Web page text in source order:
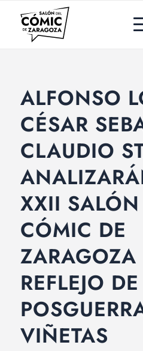
ALFONSO
CÉSAR
CLAUDIO
XXII
CÓMIC DE
ZARAGOZA
REFLEJO
VIÑETAS